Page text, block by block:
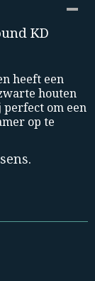
KD
heeft een
houten
perfect om een
op te